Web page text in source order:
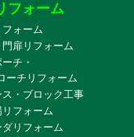
フォーム
ォーム
門扉リフォーム
チ・
ーチリフォーム
ス・ブロック工事
フォーム
リフォーム